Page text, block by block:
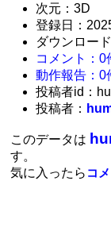
次元：3D
登録日：
ダウンロー
コメント：0
動作報告：0
投稿者id：
投稿者：
このデータは
す。
気に入ったら コ